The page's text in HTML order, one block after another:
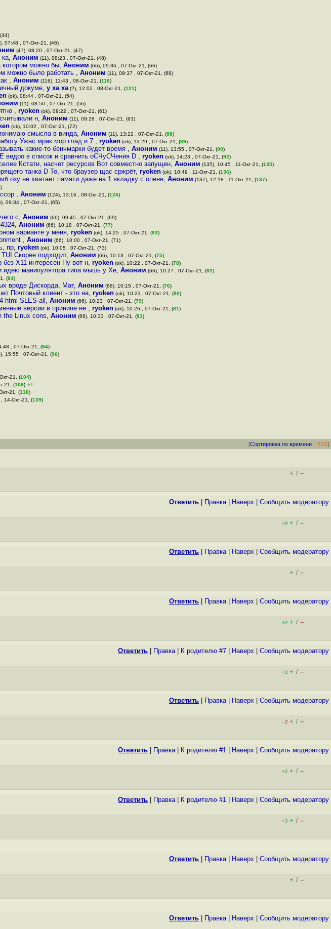
07:48 , 07-Окт-21, (46)
(47), 08:20 , 07-Окт-21, (47)
, Аноним (11), 08:23 , 07-Окт-21, (48)
можно бы, Аноним (66), 09:36 , 07-Окт-21, (66)
можно было работать , Аноним (11), 09:37 , 07-Окт-21, (68)
, Аноним (116), 11:43 , 08-Окт-21, (116)
докуме, у ха ха (?), 12:02 , 08-Окт-21, (121)
(ok), 08:44 , 07-Окт-21, (54)
(11), 08:50 , 07-Окт-21, (56)
, ryoken (ok), 09:22 , 07-Окт-21, (61)
н, Аноним (11), 09:28 , 07-Окт-21, (63)
(ok), 10:02 , 07-Окт-21, (72)
смысла в винда, Аноним (11), 13:22 , 07-Окт-21, (88)
Ужас мрак мор глад и 7 , ryoken (ok), 13:29 , 07-Окт-21, (89)
какие-то бенчмарки будет время , Аноним (11), 13:55 , 07-Окт-21, (90)
ведро в список и сравнить оСЧуСЧения D , ryoken (ok), 14:23 , 07-Окт-21, (92)
Кстати, насчет ресурсов Вот совместно запущен, Аноним (135), 10:45 , 11-Окт-21, (135)
танка D То, что браузер щас сржрёт, ryoken (ok), 10:49 , 11-Окт-21, (136)
озу не хватает памяти даже на 1 вкладку с опенн, Аноним (137), 12:18 , 11-Окт-21, (137)
)
, Аноним (124), 13:16 , 08-Окт-21, (124)
09:34 , 07-Окт-21, (65)
с, Аноним (66), 09:45 , 07-Окт-21, (69)
, Аноним (66), 10:18 , 07-Окт-21, (77)
варианте у меня, ryoken (ok), 14:25 , 07-Окт-21, (93)
, Аноним (66), 10:00 , 07-Окт-21, (71)
пр, ryoken (ok), 10:05 , 07-Окт-21, (73)
Скорее подходит, Аноним (66), 10:13 , 07-Окт-21, (75)
X11 интересен Ну вот н, ryoken (ok), 10:22 , 07-Окт-21, (78)
идею манипулятора типа мышь у Xe, Аноним (66), 10:27 , 07-Окт-21, (82)
(84)
вроде Дискорда, Мат, Аноним (66), 10:15 , 07-Окт-21, (76)
Почтовый клиент - это на, ryoken (ok), 10:23 , 07-Окт-21, (80)
html SLES-all , Аноним (66), 10:23 , 07-Окт-21, (79)
версии в принипе не , ryoken (ok), 10:26 , 07-Окт-21, (81)
the Linux cons, Аноним (66), 10:33 , 07-Окт-21, (83)
, 07-Окт-21, (94)
), 15:55 , 07-Окт-21, (96)
21, (104)
21, (106) +1
21, (138)
14-Окт-21, (139)
[Сортировка по времени | RSS]
+ / –
Ответить Правка| Наверх Cообщить модератору
+8 + / –
Ответить Правка| Наверх Cообщить модератору
+ / –
Ответить Правка| Наверх Cообщить модератору
+2 + / –
Ответить Правка| К родителю #7 Наверх Cообщить модератору
+2 + / –
Ответить Правка| Наверх Cообщить модератору
–2 + / –
Ответить Правка| К родителю #1 Наверх Cообщить модератору
+2 + / –
Ответить Правка| К родителю #1 Наверх Cообщить модератору
+3 + / –
Ответить Правка| Наверх Cообщить модератору
+ / –
Ответить Правка| Наверх Cообщить модератору